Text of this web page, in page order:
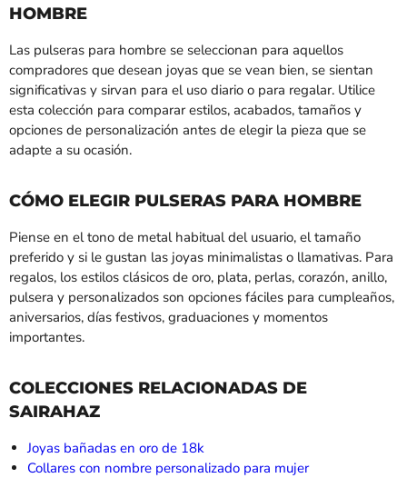
HOMBRE
Las pulseras para hombre se seleccionan para aquellos
compradores que desean joyas que se vean bien, se sientan
significativas y sirvan para el uso diario o para regalar. Utilice
esta colección para comparar estilos, acabados, tamaños y
opciones de personalización antes de elegir la pieza que se
adapte a su ocasión.
CÓMO ELEGIR PULSERAS PARA HOMBRE
Piense en el tono de metal habitual del usuario, el tamaño
preferido y si le gustan las joyas minimalistas o llamativas. Para
regalos, los estilos clásicos de oro, plata, perlas, corazón, anillo,
pulsera y personalizados son opciones fáciles para cumpleaños,
aniversarios, días festivos, graduaciones y momentos
importantes.
COLECCIONES RELACIONADAS DE
SAIRAHAZ
Joyas bañadas en oro de 18k
Collares con nombre personalizado para mujer